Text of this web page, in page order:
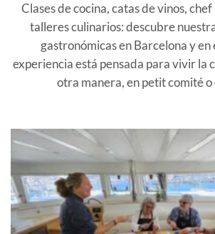
Clases de cocina, catas de vinos,
talleres culinarios: descubre
gastronómicas en Barcelona y en
experiencia está pensada para vivir la
otra manera, en petit comité o